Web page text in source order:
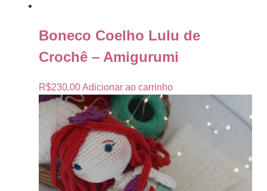
Boneco Coelho Lulu de
Crochê – Amigurumi
R$230.00Adicionar ao carrinho